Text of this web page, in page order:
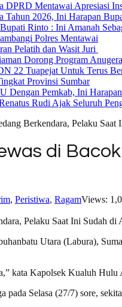
DPRD Mentawai Apresiasi
Tahun 2026, Ini Harapan
Rinto : Ini Amanah
Polres Mentawai
Pelatih dan Wasit Juri
Dorong Program
22 Tuapejat Untuk Terus
Provinsi Sumbar
Dengan Pemkab, Ini
Rudi Ajak Seluruh
Berkendara, Pelaku Saat
di
, Peristiwa, RagamViews:
Utara (Labura),
kata Kapolsek Kualuh
pada Selasa (27/7) sore,